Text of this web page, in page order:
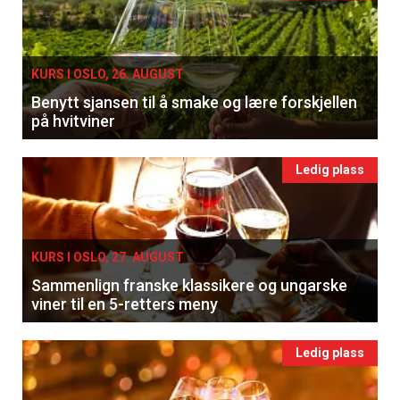
KURS I OSLO, 26. AUGUST
Benytt sjansen til å smake og lære forskjellen
på hvitviner
Ledig plass
KURS I OSLO, 27. AUGUST
Sammenlign franske klassikere og ungarske
viner til en 5-retters meny
Ledig plass